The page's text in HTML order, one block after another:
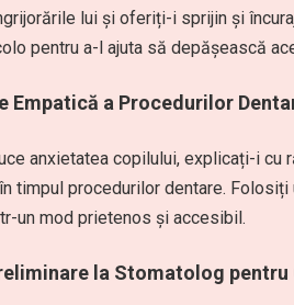
lui și oferiți-i sprijin și
pentru a-l ajuta să depășească
Empatică a Procedurilor
anxietatea copilului, explicați-i
timpul procedurilor dentare.
un mod prietenos și accesibil.
la Stomatolog pentru